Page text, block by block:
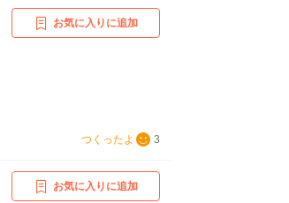
お気に入りに追加
つくったよ 3
お気に入りに追加